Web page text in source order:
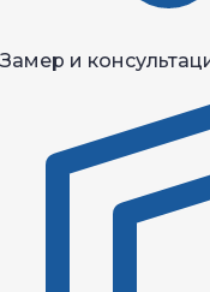
Замер и